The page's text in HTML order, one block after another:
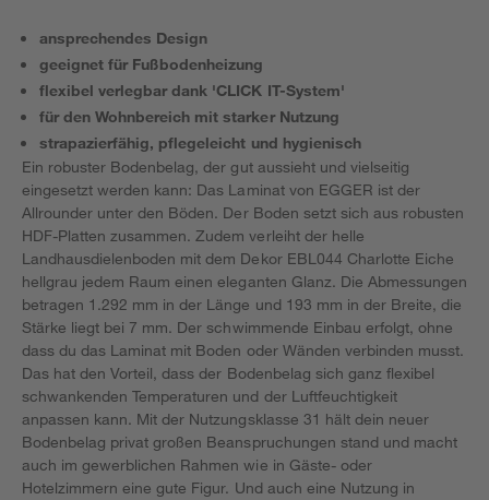
ansprechendes Design
geeignet für Fußbodenheizung
flexibel verlegbar dank 'CLICK IT-System'
für den Wohnbereich mit starker Nutzung
strapazierfähig, pflegeleicht und hygienisch
Ein robuster Bodenbelag, der gut aussieht und vielseitig
eingesetzt werden kann: Das Laminat von EGGER ist der
Allrounder unter den Böden. Der Boden setzt sich aus robusten
HDF-Platten zusammen. Zudem verleiht der helle
Landhausdielenboden mit dem Dekor EBL044 Charlotte Eiche
hellgrau jedem Raum einen eleganten Glanz. Die Abmessungen
betragen 1.292 mm in der Länge und 193 mm in der Breite, die
Stärke liegt bei 7 mm. Der schwimmende Einbau erfolgt, ohne
dass du das Laminat mit Boden oder Wänden verbinden musst.
Das hat den Vorteil, dass der Bodenbelag sich ganz flexibel
schwankenden Temperaturen und der Luftfeuchtigkeit
anpassen kann. Mit der Nutzungsklasse 31 hält dein neuer
Bodenbelag privat großen Beanspruchungen stand und macht
auch im gewerblichen Rahmen wie in Gäste- oder
Hotelzimmern eine gute Figur. Und auch eine Nutzung in